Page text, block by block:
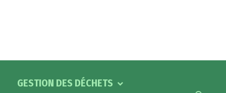
GESTION DES DÉCHETS